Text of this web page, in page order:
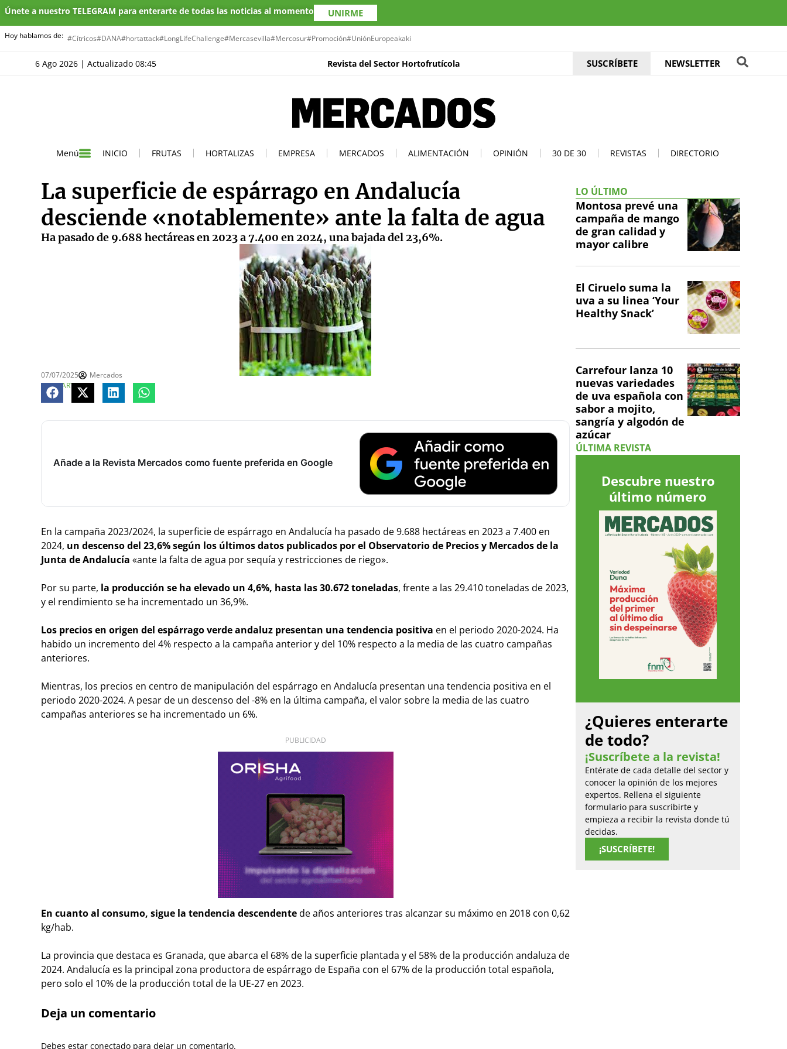
Únete a nuestro TELEGRAM para enterarte de todas las noticias al momento UNIRME
Hoy hablamos de: #Cítricos#DANA#hortattack#LongLifeChallenge#Mercasevilla#Mercosur#Promoción#UniónEuropeakaki
6 Ago 2026 | Actualizado 08:45 Revista del Sector Hortofrutícola SUSCRÍBETE NEWSLETTER
Menú INICIO FRUTAS HORTALIZAS EMPRESA MERCADOS ALIMENTACIÓN OPINIÓN 30 DE 30 REVISTAS DIRECTORIO
La superficie de espárrago en Andalucía
desciende «notablemente» ante la falta de agua
Ha pasado de 9.688 hectáreas en 2023 a 7.400 en 2024, una bajada del 23,6%.
07/07/2025
Mercados
COMPARTE
Añade a la Revista Mercados como fuente preferida en Google
En la campaña 2023/2024, la superficiede espárrago en Andalucía ha pasado de 9.688 hectáreas en 2023 a 7.400 en
2024, un descenso del 23,6% según los últimos datos publicados por el Observatorio de Precios y Mercados de la
Junta de Andalucía «ante la falta de agua por sequía y restricciones de riego».
Por su parte, la producción se ha elevado un 4,6%, hasta las 30.672 toneladas, frente a las 29.410 toneladas de 2023,
y el rendimiento se ha incrementado un 36,9%.
Los precios en origen del espárrago verde andaluz presentan una tendencia positiva en el periodo 2020-2024. Ha
habido un incremento del 4% respecto a la campaña anterior y del 10% respecto a la media de las cuatro campañas
anteriores.
Mientras, los precios en centro de manipulación del espárrago en Andalucía presentan una tendencia positiva en el
periodo 2020-2024. A pesar de un descenso del -8% en la última campaña, el valor sobre la media de las cuatro
campañas anteriores se ha incrementado un 6%.
PUBLICIDAD
En cuanto al consumo, sigue la tendencia descendentede años anteriores tras alcanzar su máximo en 2018 con 0,62
kg/hab.
La provincia que destaca es Granada, que abarca el 68% de la superficie plantada y el 58% de la producción andaluza de
2024. Andalucía es la principal zona productora de espárrago de España con el 67% de la producción total española,
pero solo el 10% de la producción total de la UE-27 en 2023.
Deja un comentario
Debes estar conectado para dejar un comentario.
LO ÚLTIMO
Montosa prevé una
campaña de mango
de gran calidad y
mayor calibre
El Ciruelo suma la
uva a su linea ‘Your
Healthy Snack’
Carrefour lanza 10
nuevas variedades
de uva española con
sabor a mojito,
sangría y algodón de
azúcar
ÚLTIMA REVISTA
Descubre nuestro
último número
¿Quieres enterarte
de todo?
¡Suscríbete a la revista!
Entérate de cada detalle del sector y
conocer la opinión de los mejores
expertos. Rellena el siguiente
formulario para suscribirte y
empieza a recibir la revista donde tú
decidas.
¡SUSCRÍBETE!